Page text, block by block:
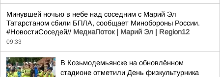
Минувшей ночью в небе над соседним с Марий Эл
Татарстаном сбили БПЛА, сообщает Минобороны России.
#НовостиСоседей// МедиаПоток | Марий Эл | Region12
09:33
В Козьмодемьянске на обновлённом
стадионе отметили День физкультурника